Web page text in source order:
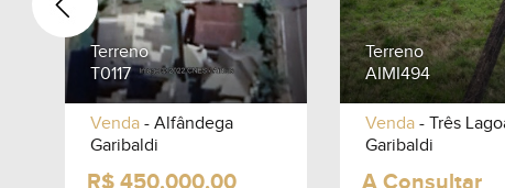
Terreno
T0117
Venda- Alfândega
Garibaldi
Terreno
AIMI494
Venda- Três
Garibaldi